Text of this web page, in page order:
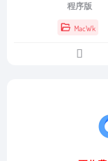
程序版
MacWk